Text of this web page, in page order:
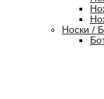
Носки /